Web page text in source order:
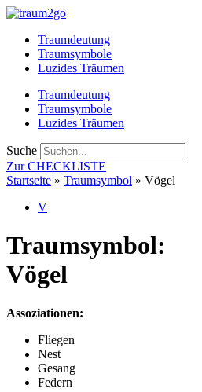
Zum
springenTraumdeutung
Traumsymbole
Luzides Träumen
Traumdeutung
Traumsymbole
Luzides Träumen
Suche
Zur CHECKLISTE
Startseite » Traumsymbol » Vögel
V
Traumsymbol:
Vögel
Assoziationen:
Fliegen
Nest
Gesang
Federn